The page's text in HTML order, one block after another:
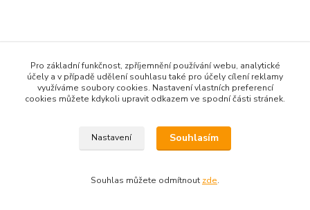
Pro základní funkčnost, zpříjemnění používání webu, analytické
účely a v případě udělení souhlasu také pro účely cílení reklamy
využíváme soubory cookies. Nastavení vlastních preferencí
cookies můžete kdykoli upravit odkazem ve spodní části stránek.
Nastavení Souhlasím
Souhlas můžete odmítnout zde.